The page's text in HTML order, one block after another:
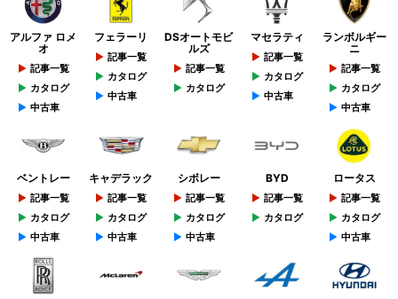
アルファ ロメ
オ
記事一覧
カタログ
中古車
フェラーリ
記事一覧
カタログ
中古車
DSオートモビ
ルズ
記事一覧
カタログ
マセラティ
記事一覧
カタログ
中古車
ランボルギー
ニ
記事一覧
カタログ
中古車
ベントレー
記事一覧
カタログ
中古車
キャデラック
記事一覧
カタログ
中古車
シボレー
記事一覧
カタログ
中古車
BYD
記事一覧
カタログ
ロータス
記事一覧
カタログ
中古車